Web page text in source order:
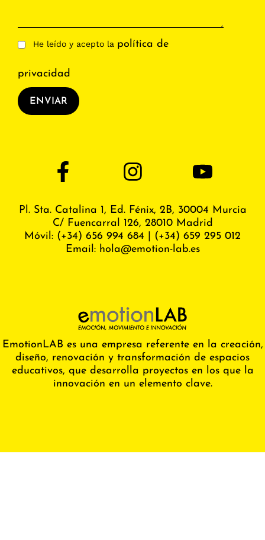
He leído y acepto la política de
privacidad
ENVIAR
EmotionLAB es una empresa referente en la creación,
diseño, renovación y transformación de espacios
educativos, que desarrolla proyectos en los que la
innovación en un elemento clave.
Pl. Sta. Catalina 1, Ed. Fénix, 2B, 30004 Murcia
C/ Fuencarral 126, 28010 Madrid
Móvil: (+34) 656 994 684
(+34) 659 295 012
Email: hola@emotion-lab.es